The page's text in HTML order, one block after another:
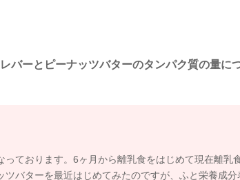
バーとピーナッツバターのタンパク質の量に
っております。6ヶ月から離乳食をはじめて現在離乳
ツバターを最近はじめてみたのですが、ふと栄養成